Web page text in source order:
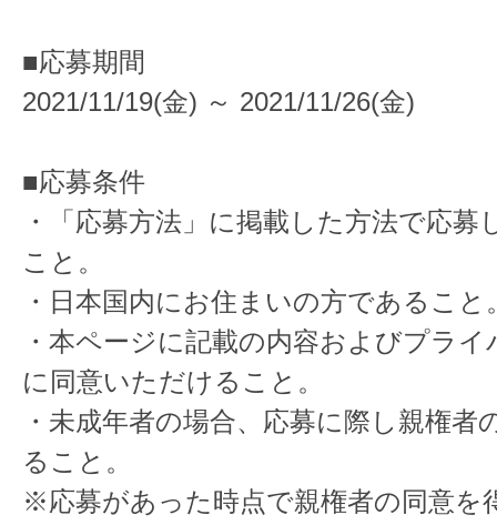
■応募期間
2021/11/19(金) ～ 2021/11/26(金)
■応募条件
・「応募方法」に掲載した方法で応募
こと。
・日本国内にお住まいの方であること
・本ページに記載の内容およびプラ
に同意いただけること。
・未成年者の場合、応募に際し親権者
ること。
※応募があった時点で親権者の同意を